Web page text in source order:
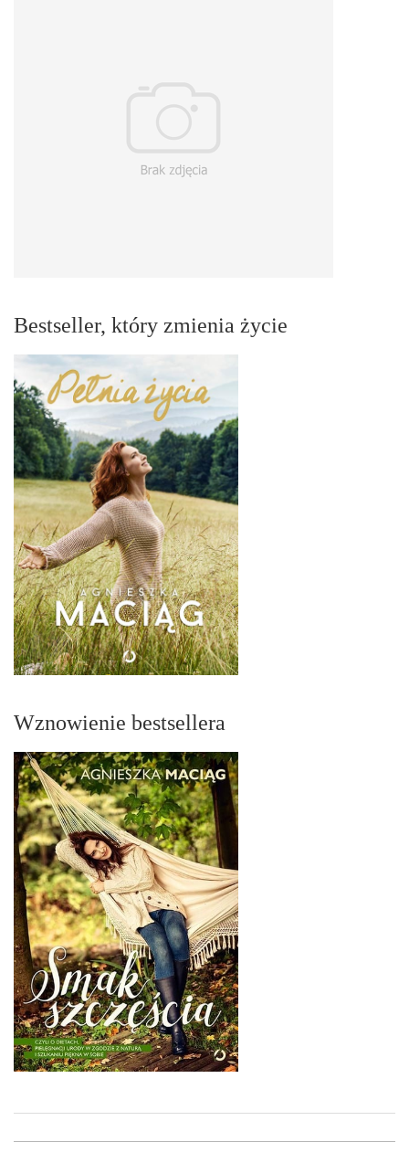
Bestseller, który zmienia życie
Wznowienie bestsellera